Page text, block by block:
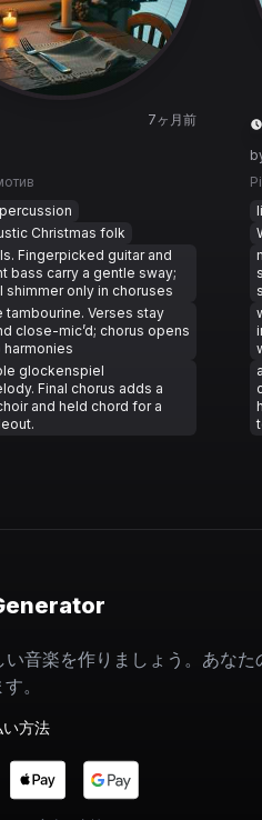
7ヶ月前
Christmas folk
Fingerpicked guitar and
bass carry a gentle sway;
shimmer only in choruses
tambourine. Verses stay
close-mic’d; chorus opens
glockenspiel
Final chorus adds a
and held chord for a
音楽を作りましょう。あなた
。
方法